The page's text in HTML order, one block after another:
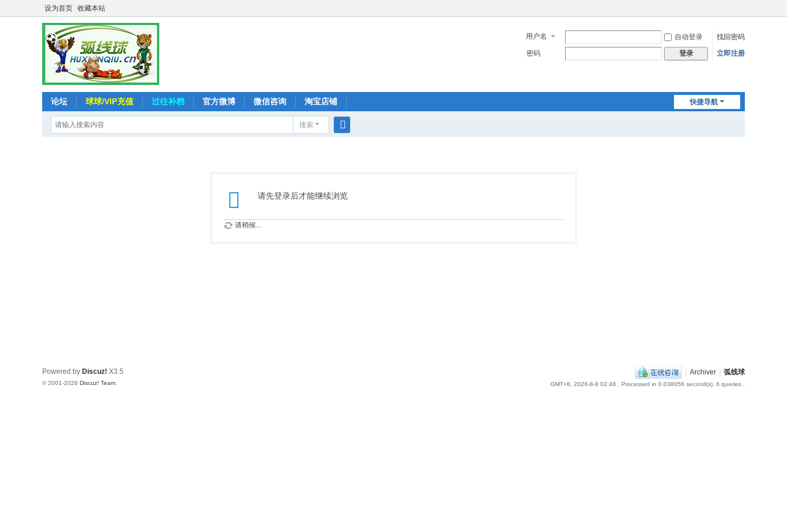
设为首页 收藏本站
用户名 自动登录
找回密码
密码
登录 立即注册
快捷导航
论坛 球球/VIP充值 过往补档 官方微博 微信咨询 淘宝店铺
搜索
请先登录后才能继续浏览
请稍候...
| Archiver | 弧线球
GMT+8, 2026-8-8 02:48 , Processed in 0.038056 second(s), 6 queries .
Powered by Discuz! X3.5
© 2001-2026 Discuz! Team